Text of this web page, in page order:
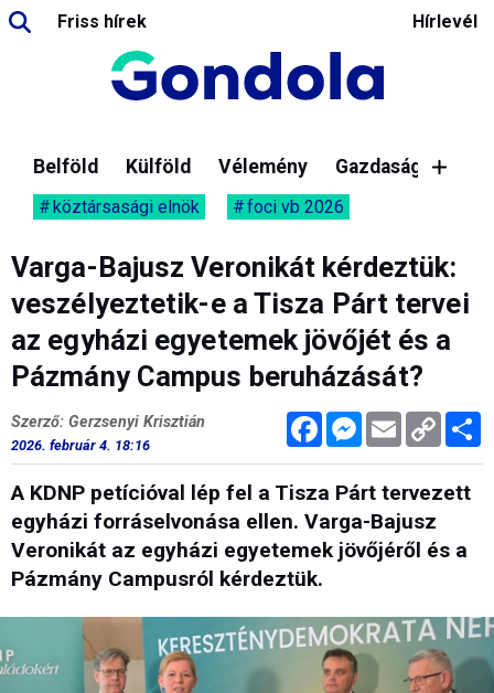
Friss hírek Hírlevél
Belföld Külföld Vélemény Gazdaság
köztársasági elnök foci vb 2026
Varga-Bajusz Veronikát kérdeztük:
veszélyeztetik-e a Tisza Párt tervei
az egyházi egyetemek jövőjét és a
Pázmány Campus beruházását?
FacebookMessenger
Email Copy
Link
Szerző: Gerzsenyi Krisztián
2026. február 4. 18:16
A KDNP petícióval lép fel a Tisza Párt tervezett
egyházi forráselvonása ellen. Varga-Bajusz
Veronikát az egyházi egyetemek jövőjéről és a
Pázmány Campusról kérdeztük.